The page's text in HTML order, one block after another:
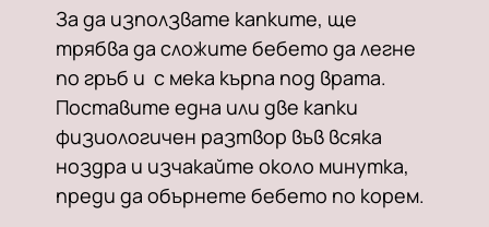
За да използвате капките, ще
трябва да сложите бебето да легне
по гръб и с мека кърпа под врата.
Поставите една или две капки
физиологичен разтвор във всяка
ноздра и изчакайте около минутка,
преди да обърнете бебето по корем.